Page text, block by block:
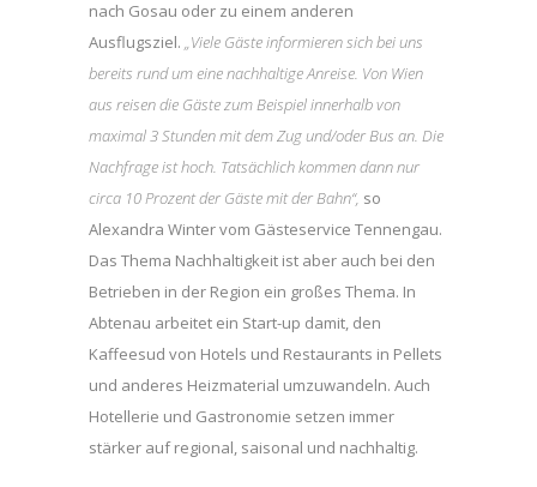
nach Gosau oder zu einem anderen
Ausflugsziel. „Viele Gäste informieren sich bei uns
bereits rund um eine nachhaltige Anreise. Von Wien
aus reisen die Gäste zum Beispiel innerhalb von
maximal 3 Stunden mit dem Zug und/oder Bus an. Die
Nachfrage ist hoch. Tatsächlich kommen dann nur
circa 10 Prozent der Gäste mit der Bahn“, so
Alexandra Winter vom Gästeservice Tennengau.
Das Thema Nachhaltigkeit ist aber auch bei den
Betrieben in der Region ein großes Thema. In
Abtenau arbeitet ein Start-up damit, den
Kaffeesud von Hotels und Restaurants in Pellets
und anderes Heizmaterial umzuwandeln. Auch
Hotellerie und Gastronomie setzen immer
stärker auf regional, saisonal und nachhaltig.